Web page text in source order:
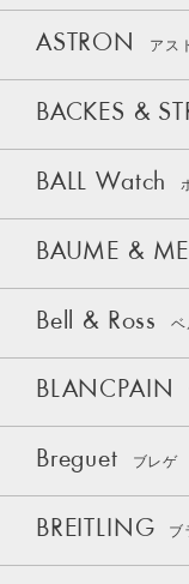
ASTRON アス
BACKES &
BALL Watch
BAUME &
Bell & Ross ベ
BLANCPAIN
Breguet ブレゲ
BREITLING ブ